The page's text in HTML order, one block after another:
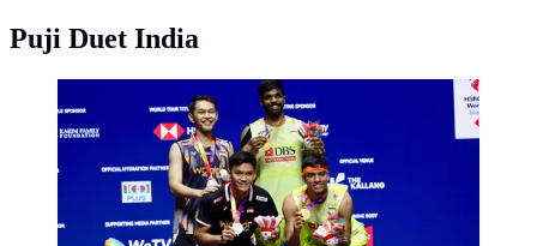
Puji Duet India
Fajar/Fikri harus puas jadi runner-up Singapore Open
2026 usai kalah dari pasangan India, Satwiksairaj
Rankireddy/Chirag Shetty. (Dok. PBSI)